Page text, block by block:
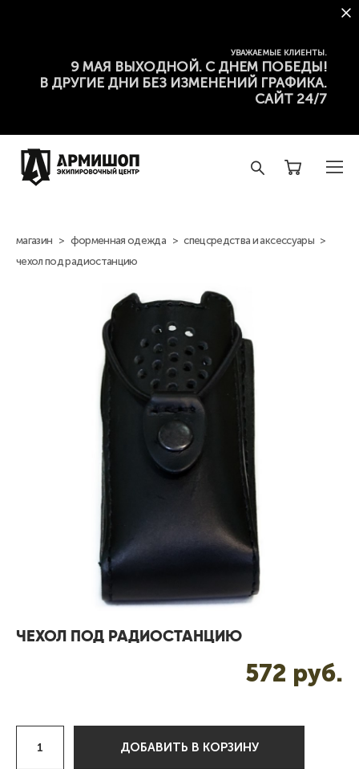
УВАЖАЕМЫЕ КЛИЕНТЫ.
9 МАЯ ВЫХОДНОЙ. С ДНЕМ ПОБЕДЫ!
В ДРУГИЕ ДНИ БЕЗ ИЗМЕНЕНИЙ ГРАФИКА.
САЙТ 24/7
магазин > форменная одежда > спецсредства и аксессуары >
чехол под радиостанцию
ЧЕХОЛ ПОД РАДИОСТАНЦИЮ
572 pуб.
ДОБАВИТЬ В КОРЗИНУ